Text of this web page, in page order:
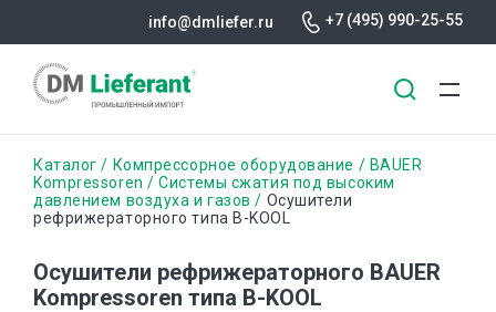
основному
содержанию
info@dmliefer.ru +7 (495) 990-25-55
Строка
навигации
Каталог Компрессорное оборудование
BAUER
Kompressoren
Системы сжатия под высоким
давлением воздуха и газов
Осушители
рефрижераторного типа B-KOOL
Осушители рефрижераторного BAUER
Kompressoren типа B-KOOL